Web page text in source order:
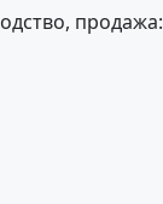
продажа: